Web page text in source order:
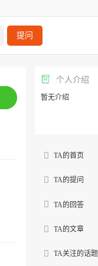
提问
个人介绍
暂无介绍
TA的首页
TA的提问
TA的回答
TA的文章
TA关注的话题